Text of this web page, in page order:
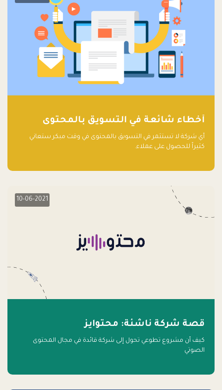
أخطاء شائعة في التسويق بالمحتوى
أي شركة لا تستثمر في التسويق بالمحتوى في وقت مبكر ستعاني
كثيراً للحصول على عملاء.
10-06-2021
قصة شركة ناشئة: محتوايز
كيف أن مشروع تطوعي تحول إلى شركة قائدة في مجال المحتوى
الصوتي